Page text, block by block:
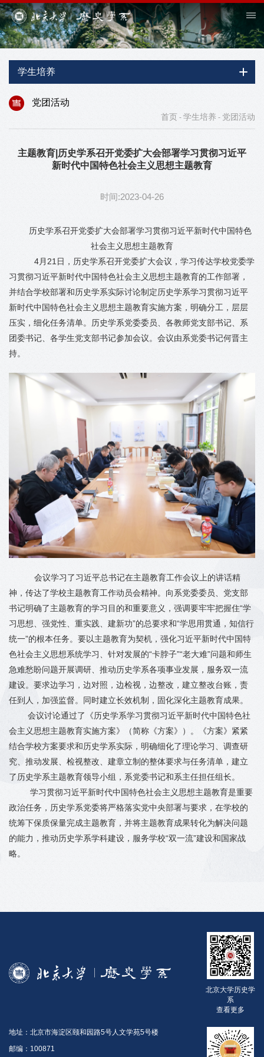
学生培养
党团活动
首页 - 学生培养 - 党团活动
主题教育|历史学系召开党委扩大会部署学习贯彻习近平
新时代中国特色社会主义思想主题教育
时间:2023-04-26
历史学系召开党委扩大会部署学习贯彻习近平新时代中国特色
社会主义思想主题教育
4月 21 日，历史学系召开党委扩大会议，学习传达学校党委学
习贯彻习近平新时代中国特色社会主义思想主题教育的工作部署，
并结合学校部署和历史学系实际讨论制定历史学系学习贯彻习近平
新时代中国特色社会主义思想主题教育实施方案，明确分工，层层
压实，细化任务清单。历史学系党委委员、各教师党支部书记、系
团委书记、各学生党支部书记参加会议。会议由系党委书记何晋主
持。
会议学习了习近平总书记在主题教育工作会议上的讲话精
神，传达了学校主题教育工作动员会精神。向系党委委员、党支部
书记明确了主题教育的学习目的和重要意义，强调要牢牢把握住“学
习思想、强党性、重实践、建新功”的总要求和“学思用贯通，知信行
统一”的根本任务。要以主题教育为契机，强化习近平新时代中国特
色社会主义思想系统学习、针对发展的“卡脖子”“老大难”问题和师生
急难愁盼问题开展调研、推动历史学系各项事业发展，服务双一流
建设。要求边学习，边对照，边检视，边整改，建立整改台账，责
任到人，加强监督。同时建立长效机制，固化深化主题教育成果。
会议讨论通过了《历史学系学习贯彻习近平新时代中国特色社
会主义思想主题教育实施方案》（简称《方案》）。《方案》紧紧
结合学校方案要求和历史学系实际，明确细化了理论学习、调查研
究、推动发展、检视整改、建章立制的整体要求与任务清单，建立
了历史学系主题教育领导小组，系党委书记和系主任担任组长。
学习贯彻习近平新时代中国特色社会主义思想主题教育是重要
政治任务，历史学系党委将严格落实党中央部署与要求，在学校的
统筹下保质保量完成主题教育，并将主题教育成果转化为解决问题
的能力，推动历史学系学科建设，服务学校“双一流”建设和国家战
略。
北京大学历史学
系
查看更多
地址：北京市海淀区颐和园路5号人文学苑5号楼
邮编：100871